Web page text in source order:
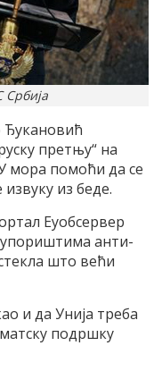
Ђукановић
претњу“ на
мора помоћи да се
из беде.
Еуобсервер
упориштима анти-
што већи
и да Унија треба
подршку